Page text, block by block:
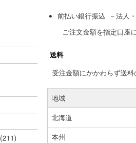
(211)
前払い銀行振込 －法人
ご注文金額を指定口座
送料
受注金額にかかわらず送
地域
北海道
本州